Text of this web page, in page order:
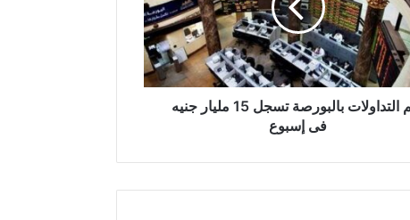
قيم التداولات بالبورصة تسجل 15 مليار جنيه
فى إسبوع